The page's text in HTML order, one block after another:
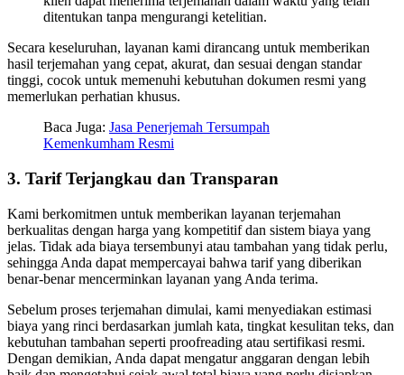
ditentukan tanpa mengurangi ketelitian.
Secara keseluruhan, layanan kami dirancang untuk memberikan
hasil terjemahan yang cepat, akurat, dan sesuai dengan standar
tinggi, cocok untuk memenuhi kebutuhan dokumen resmi yang
memerlukan perhatian khusus.
Baca Juga: Jasa Penerjemah Tersumpah
Kemenkumham Resmi
3. Tarif Terjangkau dan Transparan
Kami berkomitmen untuk memberikan layanan terjemahan
berkualitas dengan harga yang kompetitif dan sistem biaya yang
jelas. Tidak ada biaya tersembunyi atau tambahan yang tidak perlu,
sehingga Anda dapat mempercayai bahwa tarif yang diberikan
benar-benar mencerminkan layanan yang Anda terima.
Sebelum proses terjemahan dimulai, kami menyediakan estimasi
biaya yang rinci berdasarkan jumlah kata, tingkat kesulitan teks, dan
kebutuhan tambahan seperti proofreading atau sertifikasi resmi.
Dengan demikian, Anda dapat mengatur anggaran dengan lebih